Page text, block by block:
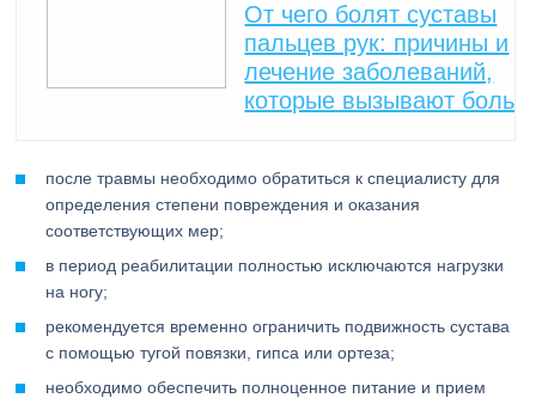
От чего болят суставы
пальцев рук: причины и
лечение заболеваний,
которые вызывают боль
после травмы необходимо обратиться к специалисту для
определения степени повреждения и оказания
соответствующих мер;
в период реабилитации полностью исключаются нагрузки
на ногу;
рекомендуется временно ограничить подвижность сустава
с помощью тугой повязки, гипса или ортеза;
необходимо обеспечить полноценное питание и прием